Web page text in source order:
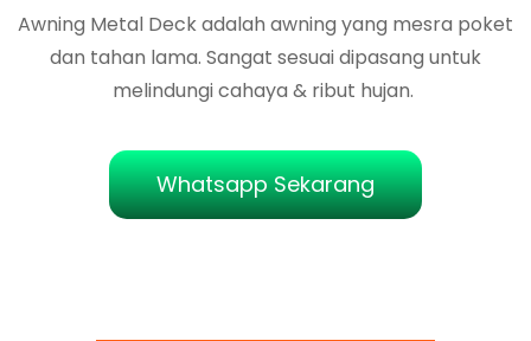
Awning Metal Deck adalah awning yang mesra poket
dan tahan lama. Sangat sesuai dipasang untuk
melindungi cahaya & ribut hujan.
Whatsapp Sekarang